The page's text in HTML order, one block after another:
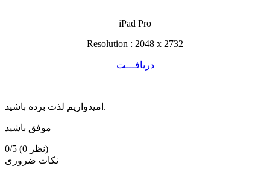
iPad Pro
Resolution : 2048 x 2732
دریافـــت
امیدواریم لذت برده باشید.
موفق باشید
0/5
(0 نظر)
نکات ضروری